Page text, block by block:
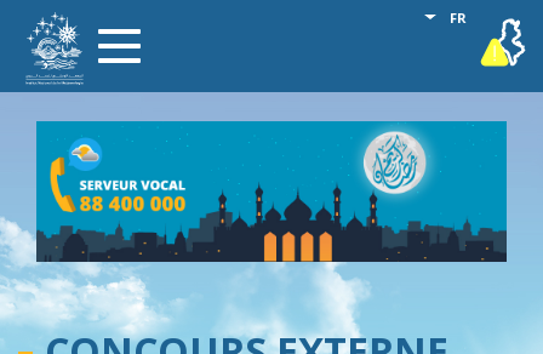
contenu
Toggle
navigation
FR
Lister les
vigilance